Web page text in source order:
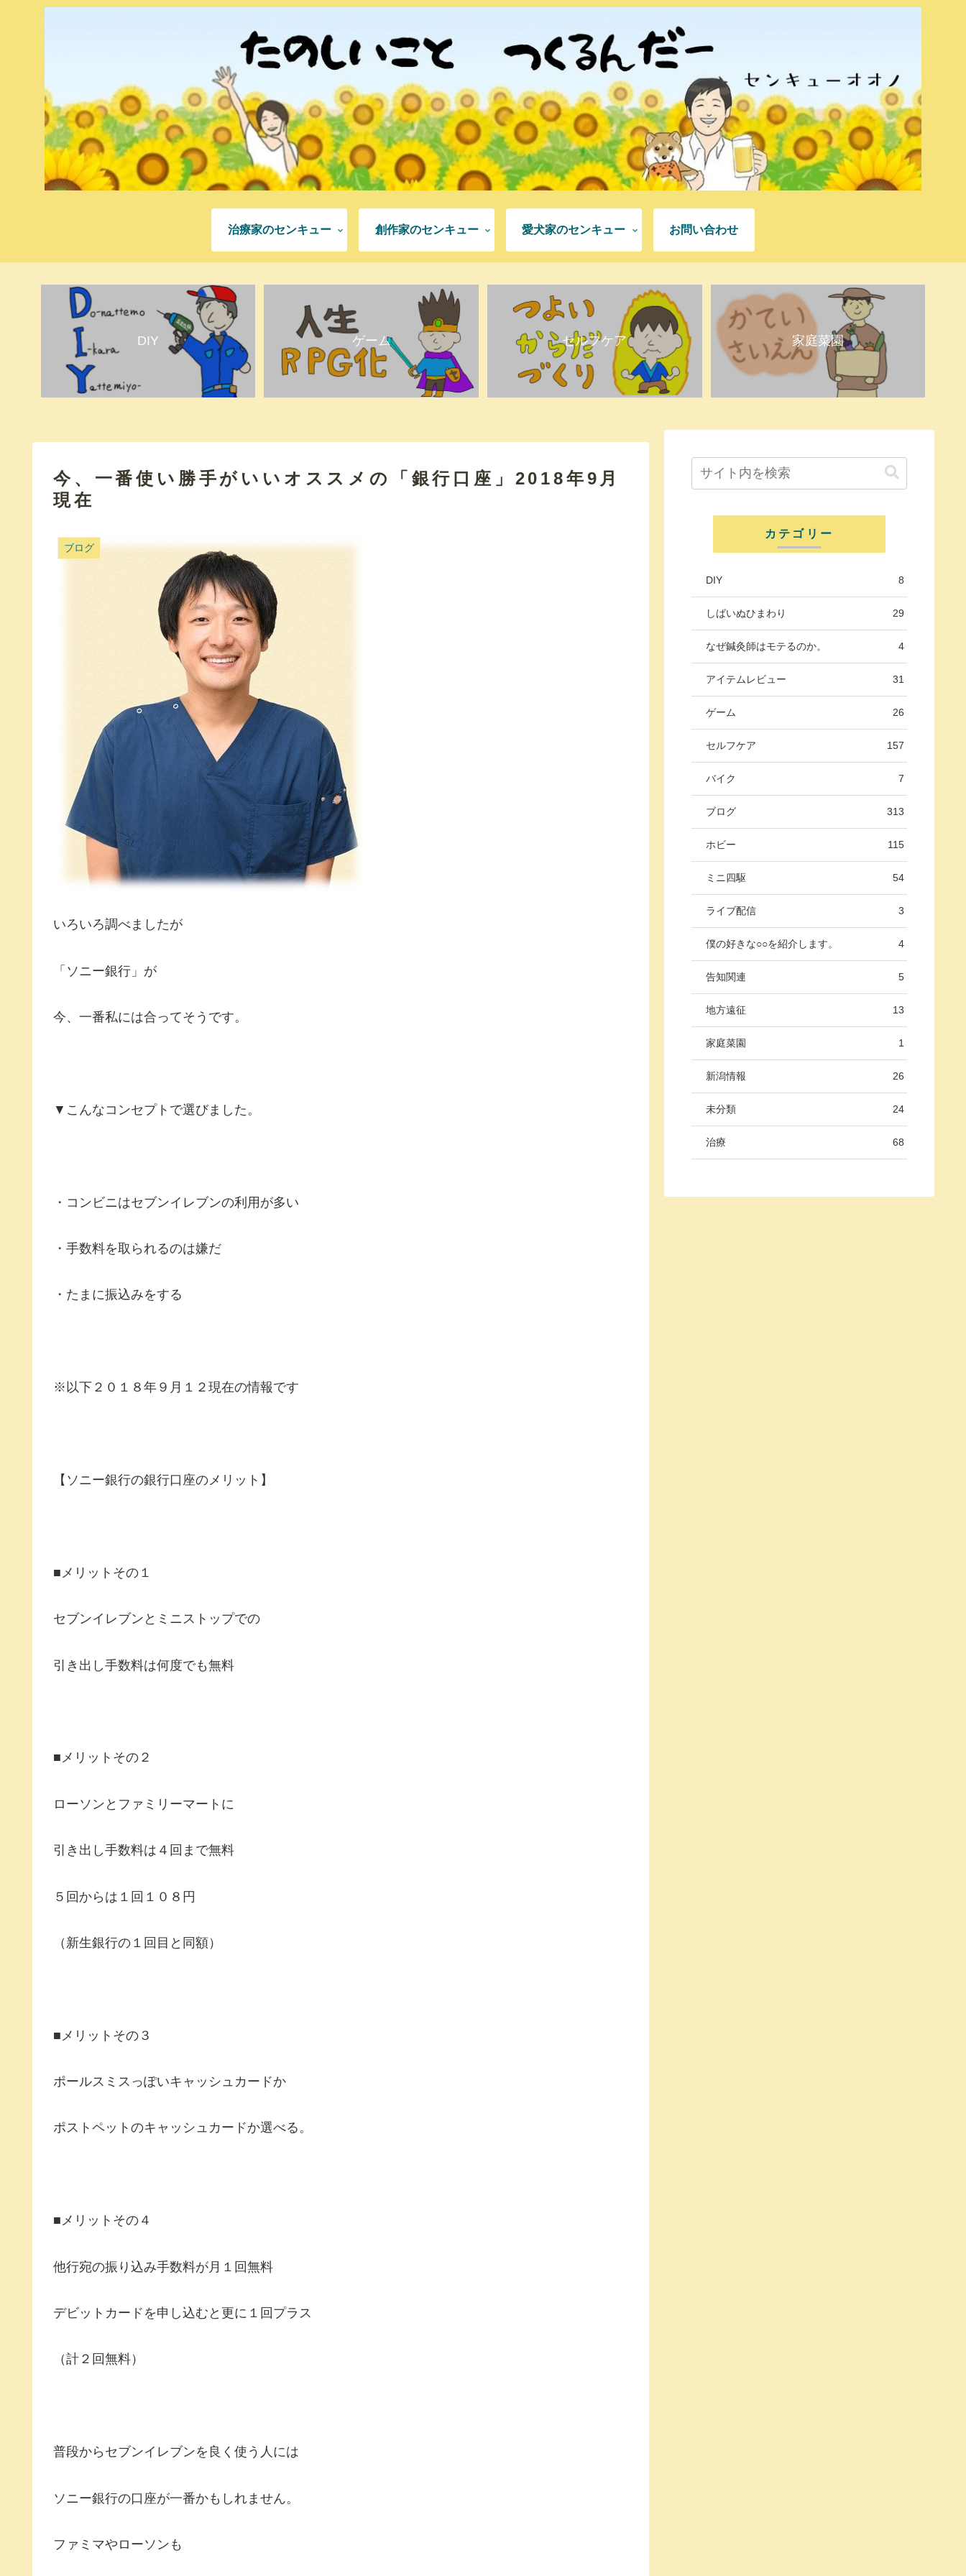
治療家のセンキュー 創作家のセンキュー 愛犬家のセンキュー お問い合わせ
DIY ゲーム セルフケア 家庭菜園
今、一番使い勝手がいいオススメの「銀行口座」2018年9月
現在
ブログ
いろいろ調べましたが
「ソニー銀行」が
今、一番私には合ってそうです。
▼こんなコンセプトで選びました。
・コンビニはセブンイレブンの利用が多い
・手数料を取られるのは嫌だ
・たまに振込みをする
※以下２０１８年９月１２現在の情報です
【ソニー銀行の銀行口座のメリット】
■メリットその１
セブンイレブンとミニストップでの
引き出し手数料は何度でも無料
■メリットその２
ローソンとファミリーマートに
引き出し手数料は４回まで無料
５回からは１回１０８円
（新生銀行の１回目と同額）
■メリットその３
ポールスミスっぽいキャッシュカードか
ポストペットのキャッシュカードか選べる。
■メリットその４
他行宛の振り込み手数料が月１回無料
デビットカードを申し込むと更に１回プラス
（計２回無料）
普段からセブンイレブンを良く使う人には
ソニー銀行の口座が一番かもしれません。
ファミマやローソンも
カテゴリー
DIY 8
しばいぬひまわり 29
なぜ鍼灸師はモテるのか。 4
アイテムレビュー 31
ゲーム 26
セルフケア 157
バイク 7
ブログ 313
ホビー 115
ミニ四駆 54
ライブ配信 3
僕の好きな○○を紹介します。 4
告知関連 5
地方遠征 13
家庭菜園 1
新潟情報 26
未分類 24
治療 68